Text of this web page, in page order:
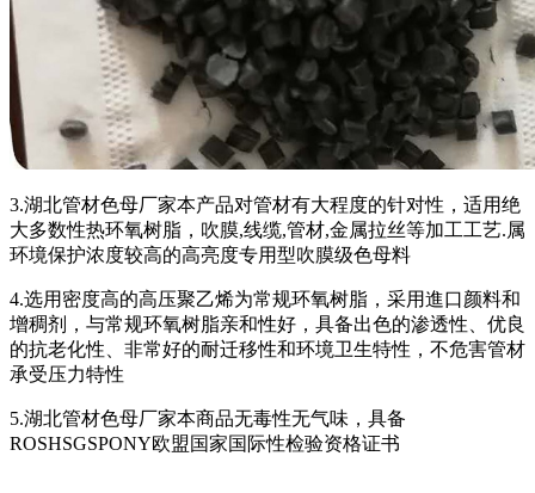
3.湖北管材色母厂家本产品对管材有大程度的针对性，适用绝
大多数性热环氧树脂，吹膜,线缆,管材,金属拉丝等加工工艺.属
环境保护浓度较高的高亮度专用型吹膜级色母料
4.选用密度高的高压聚乙烯为常规环氧树脂，采用進口颜料和
增稠剂，与常规环氧树脂亲和性好，具备出色的渗透性、优良
的抗老化性、非常好的耐迁移性和环境卫生特性，不危害管材
承受压力特性
5.湖北管材色母厂家本商品无毒性无气味，具备
ROSHSGSPONY欧盟国家国际性检验资格证书